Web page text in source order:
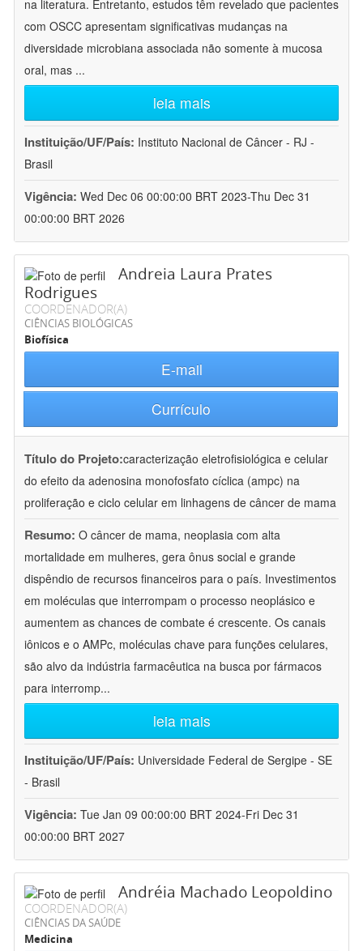
na literatura. Entretanto, estudos têm revelado que pacientes
com OSCC apresentam significativas mudanças na
diversidade microbiana associada não somente à mucosa
oral, mas ...
leia mais
Instituição/UF/País: Instituto Nacional de Câncer - RJ -
Brasil
Vigência: Wed Dec 06 00:00:00 BRT 2023-Thu Dec 31
00:00:00 BRT 2026
Andreia Laura Prates
Rodrigues
COORDENADOR(A)
CIÊNCIAS BIOLÓGICAS
Biofísica
E-mail
Currículo
Título do Projeto:caracterização eletrofisiológica e celular
do efeito da adenosina monofosfato cíclica (ampc) na
proliferação e ciclo celular em linhagens de câncer de mama
Resumo: O câncer de mama, neoplasia com alta
mortalidade em mulheres, gera ônus social e grande
dispêndio de recursos financeiros para o país. Investimentos
em moléculas que interrompam o processo neoplásico e
aumentem as chances de combate é crescente. Os canais
iônicos e o AMPc, moléculas chave para funções celulares,
são alvo da indústria farmacêutica na busca por fármacos
para interromp...
leia mais
Instituição/UF/País: Universidade Federal de Sergipe - SE
- Brasil
Vigência: Tue Jan 09 00:00:00 BRT 2024-Fri Dec 31
00:00:00 BRT 2027
Andréia Machado Leopoldino
COORDENADOR(A)
CIÊNCIAS DA SAÚDE
Medicina